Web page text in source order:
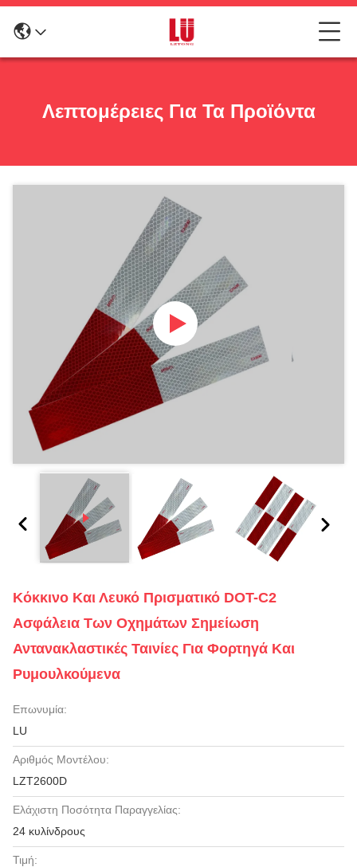
Λεπτομέρειες Για Τα Προϊόντα
Κόκκινο Και Λευκό Πρισματικό DOT-C2
Ασφάλεια Των Οχημάτων Σημείωση
Αντανακλαστικές Ταινίες Για Φορτηγά Και
Ρυμουλκούμενα
Επωνυμία:
LU
Αριθμός Μοντέλου:
LZT2600D
Ελάχιστη Ποσότητα Παραγγελίας:
24 κυλίνδρους
Τιμή: